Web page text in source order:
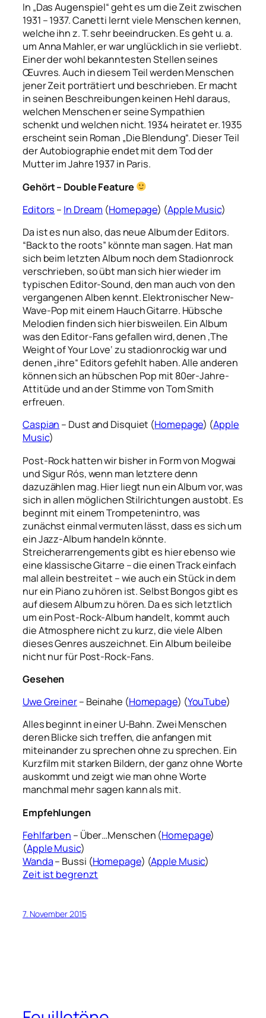
In „Das Augenspiel“ geht es um die Zeit zwischen
1931 – 1937. Canetti lernt viele Menschen kennen,
welche ihn z. T. sehr beeindrucken. Es geht u. a.
um Anna Mahler, er war unglücklich in sie verliebt.
Einer der wohl bekanntesten Stellen seines
Œuvres. Auch in diesem Teil werden Menschen
jener Zeit porträtiert und beschrieben. Er macht
in seinen Beschreibungen keinen Hehl daraus,
welchen Menschen er seine Sympathien
schenkt und welchen nicht. 1934 heiratet er. 1935
erscheint sein Roman „Die Blendung“. Dieser Teil
der Autobiographie endet mit dem Tod der
Mutter im Jahre 1937 in Paris.
Gehört – Double Feature
Editors – In Dream (Homepage) (Apple Music)
Da ist es nun also, das neue Album der Editors.
“Back to the roots” könnte man sagen. Hat man
sich beim letzten Album noch dem Stadionrock
verschrieben, so übt man sich hier wieder im
typischen Editor-Sound, den man auch von den
vergangenen Alben kennt. Elektronischer New-
Wave-Pop mit einem Hauch Gitarre. Hübsche
Melodien finden sich hier bisweilen. Ein Album
was den Editor-Fans gefallen wird, denen ‚The
Weight of Your Love‘ zu stadionrockig war und
denen „ihre“ Editors gefehlt haben. Alle anderen
können sich an hübschen Pop mit 80er-Jahre-
Attitüde und an der Stimme von Tom Smith
erfreuen.
Caspian – Dust and Disquiet (Homepage) (Apple
Music)
Post-Rock hatten wir bisher in Form von Mogwai
und Sigur Rós, wenn man letztere denn
dazuzählen mag. Hier liegt nun ein Album vor, was
sich in allen möglichen Stilrichtungen austobt. Es
beginnt mit einem Trompetenintro, was
zunächst einmal vermuten lässt, dass es sich um
ein Jazz-Album handeln könnte.
Streicherarrengements gibt es hier ebenso wie
eine klassische Gitarre – die einen Track einfach
mal allein bestreitet – wie auch ein Stück in dem
nur ein Piano zu hören ist. Selbst Bongos gibt es
auf diesem Album zu hören. Da es sich letztlich
um ein Post-Rock-Album handelt, kommt auch
die Atmosphere nicht zu kurz, die viele Alben
dieses Genres auszeichnet. Ein Album beileibe
nicht nur für Post-Rock-Fans.
Gesehen
Uwe Greiner– Beinahe (Homepage) (YouTube)
Alles beginnt in einer U-Bahn. Zwei Menschen
deren Blicke sich treffen, die anfangen mit
miteinander zu sprechen ohne zu sprechen. Ein
Kurzfilm mit starken Bildern, der ganz ohne Worte
auskommt und zeigt wie man ohne Worte
manchmal mehr sagen kann als mit.
Empfehlungen
Fehlfarben – Über…Menschen (Homepage)
(Apple Music)
Wanda– Bussi (Homepage) (Apple Music)
Zeit ist begrenzt
7. November 2015